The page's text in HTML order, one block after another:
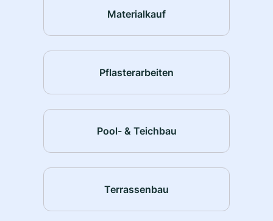
Materialkauf
Pflasterarbeiten
Pool- & Teichbau
Terrassenbau